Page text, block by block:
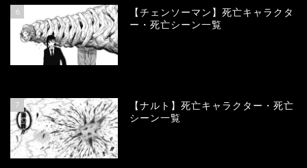
6
【チェンソーマン】死亡キャラクタ
ー・死亡シーン一覧
7
【ナルト】死亡キャラクター・死亡
シーン一覧